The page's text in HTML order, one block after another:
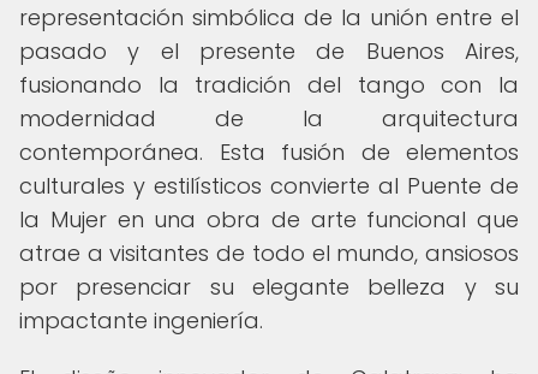
representación simbólica de la unión entre el
pasado y el presente de Buenos Aires,
fusionando la tradición del tango con la
modernidad de la arquitectura
contemporánea. Esta fusión de elementos
culturales y estilísticos convierte al Puente de
la Mujer en una obra de arte funcional que
atrae a visitantes de todo el mundo, ansiosos
por presenciar su elegante belleza y su
impactante ingeniería.